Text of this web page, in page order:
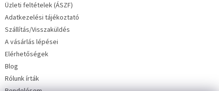
Üzleti feltételek (ÁSZF)
Adatkezelési tájékoztató
Szállítás/Visszaküldés
A vásárlás lépései
Elérhetőségek
Blog
Rólunk írták